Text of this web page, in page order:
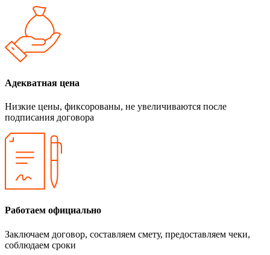
Адекватная цена
Низкие цены, фиксорованы, не увеличиваются после
подписания договора
Работаем официально
Заключаем договор, составляем смету, предоставляем чеки,
соблюдаем сроки